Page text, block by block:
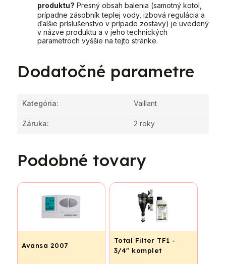
produktu? Presný obsah balenia (samotný kotol,
prípadne zásobník teplej vody, izbová regulácia a
ďalšie príslušenstvo v prípade zostavy) je uvedený
v názve produktu a v jeho technických
parametroch vyššie na tejto stránke.
Dodatočné parametre
Kategória: Vaillant
Záruka: 2 roky
Podobné tovary
Avansa 2007
Total Filter TF1 -
3/4" komplet